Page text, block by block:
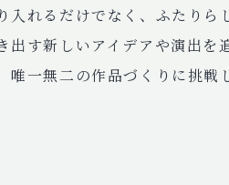
入れるだけでなく、ふたりら
出す新しいアイデアや演出を
唯一無二の作品づくりに挑戦